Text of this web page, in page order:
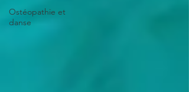
Ostéopathie et
danse